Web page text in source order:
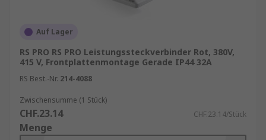
Auf Lager
RS PRO RS PRO Leistungssteckverbinder Rot, 380V,
415 V, Frontplattenmontage Gerade IP44 32A
RS Best.-Nr. 214-4088
Zwischensumme (1 Stück)
CHF.23.14 CHF.23.14/Stück
Menge